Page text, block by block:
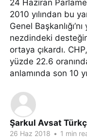
24 Haziran
2010 yılından bu
Genel
nezdindeki
ortaya çıkardı.
yüzde 22.6
anlamında son 10
Şarkul Avsat
26 Haz 2018 • 1 min